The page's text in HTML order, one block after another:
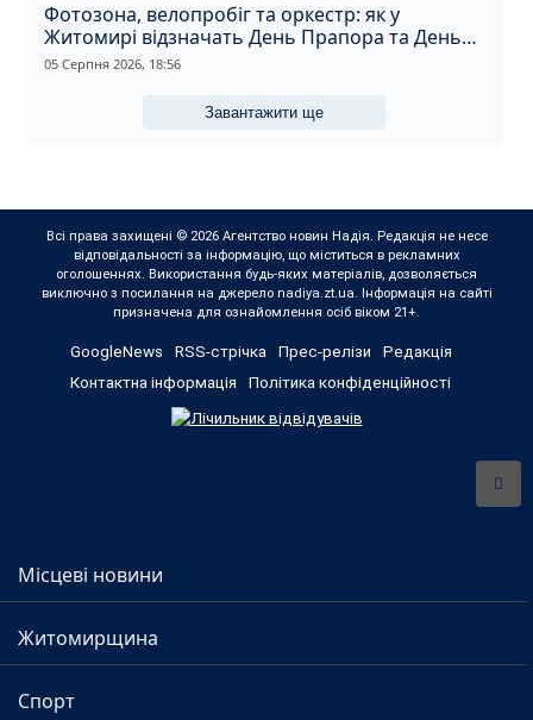
Фотозона, велопробіг та оркестр: як у
Житомирі відзначать День Прапора та День
Незалежності
05 Серпня 2026, 18:56
Завантажити ще
Всі права захищені © 2026 Агентство новин Надія. Редакція не несе
відповідальності за інформацію, що міститься в рекламних
оголошеннях. Використання будь-яких матеріалів, дозволяється
виключно з посилання на джерело nadiya.zt.ua. Інформація на сайті
призначена для ознайомлення осіб віком 21+.
GoogleNews RSS-стрічка Прес-релізи
Редакція
Контактна інформація
Політика конфіденційності
Місцеві новини
Житомирщина
Спорт